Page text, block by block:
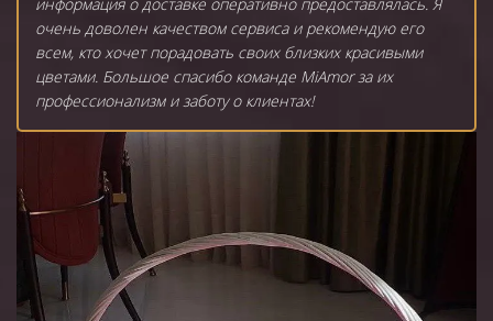
очень доволен качеством сервиса и рекомендую его
всем, кто хочет порадовать своих близких красивыми
цветами. Большое спасибо команде MiAmor за их
профессионализм и заботу о клиентах!